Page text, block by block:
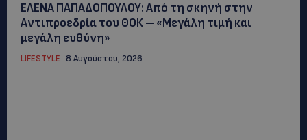
ΕΛΕΝΑ ΠΑΠΑΔΟΠΟΥΛΟΥ: Από τη σκηνή στην
Αντιπροεδρία του ΘΟΚ – «Μεγάλη τιμή και
μεγάλη ευθύνη»
LIFESTYLE 8 Αυγούστου, 2026